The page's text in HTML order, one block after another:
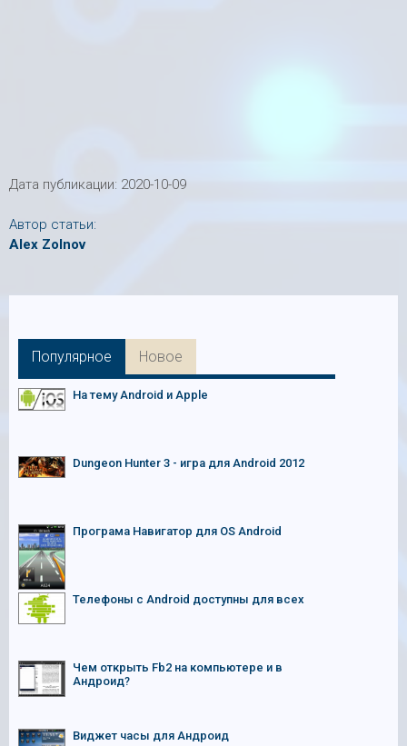
Дата публикации: 2020-10-09
Автор статьи:
Alex Zolnov
Популярное Новое
На тему Android и Apple
Dungeon Hunter 3 - игра для Android 2012
Програма Навигатор для OS Android
Телефоны с Android доступны для всех
Чем открыть Fb2 на компьютере и в
Андроид?
Виджет часы для Андроид